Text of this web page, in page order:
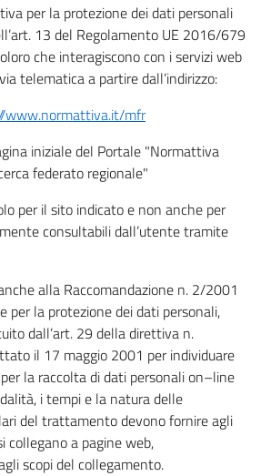
per la protezione dei dati personali
13 del Regolamento UE 2016/679
che interagiscono con i servizi web
telematica a partire dall’indirizzo:
www.normattiva.it/mfr
iniziale del Portale "Normattiva
federato regionale"
per il sito indicato e non anche per
consultabili dall’utente tramite
alla Raccomandazione n. 2/2001
per la protezione dei dati personali,
dall’art. 29 della direttiva n.
il 17 maggio 2001 per individuare
la raccolta di dati personali on–line
i tempi e la natura delle
del trattamento devono fornire agli
collegano a pagine web,
scopi del collegamento.